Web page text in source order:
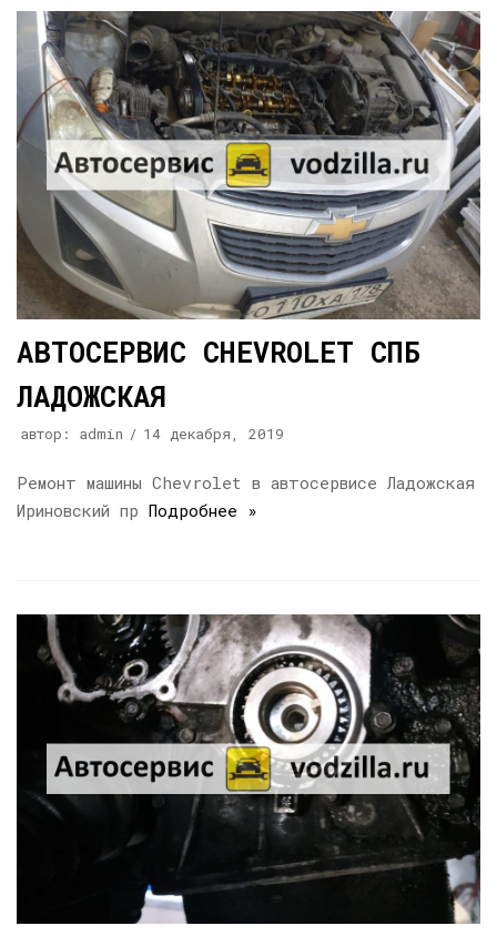
АВТОСЕРВИС CHEVROLET СПБ
ЛАДОЖСКАЯ
автор: admin 14 декабря, 2019
Ремонт машины Chevrolet в автосервисе Ладожская
Ириновский пр Подробнее »